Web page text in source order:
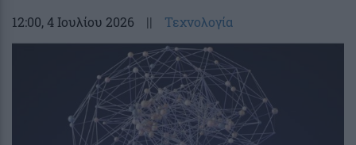
12:00, 4 Ιουλίου 2026 || Τεχνολογία